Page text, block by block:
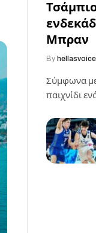
Μπραν
By hellasvoice
Σύμφωνα
παιχνίδι